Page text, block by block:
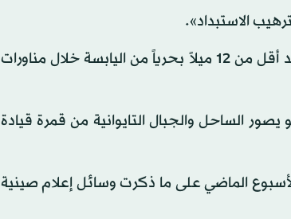
الاستبداد».
ولم تدخل أي طائرة حربية أو سفينة صينية في مياه تايوان الإقليمية على بعد أقل من 12 ميلاً بحرياً من اليابسة خلال مناورات
الساحل والجبال التايوانية من قمرة قيادة
الماضي على ما ذكرت وسائل إعلام صينية